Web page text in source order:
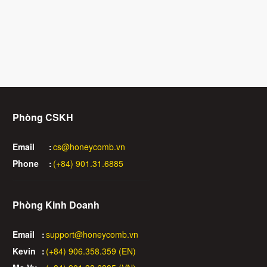
Phòng CSKH
Email :cs@honeycomb.vn
Phone
: (+84) 901.31.6885
Phòng Kinh Doanh
Email :support@honeycomb.vn
Kevin : (+84) 906.358.359 (EN)